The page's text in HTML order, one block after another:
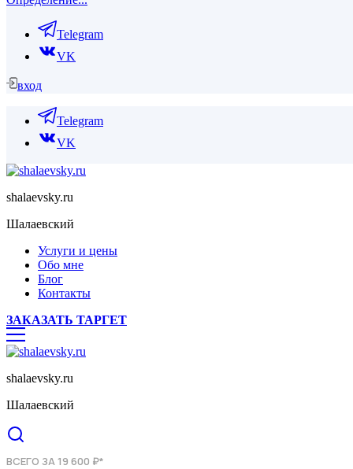
Telegram
VK
вход
Telegram
VK
shalaevsky.ru
Шалаевский
Услуги и цены
Обо мне
Блог
Контакты
ЗАКАЗАТЬ ТАРГЕТ
shalaevsky.ru
Шалаевский
ВСЕГО ЗА 19 600 ₽*